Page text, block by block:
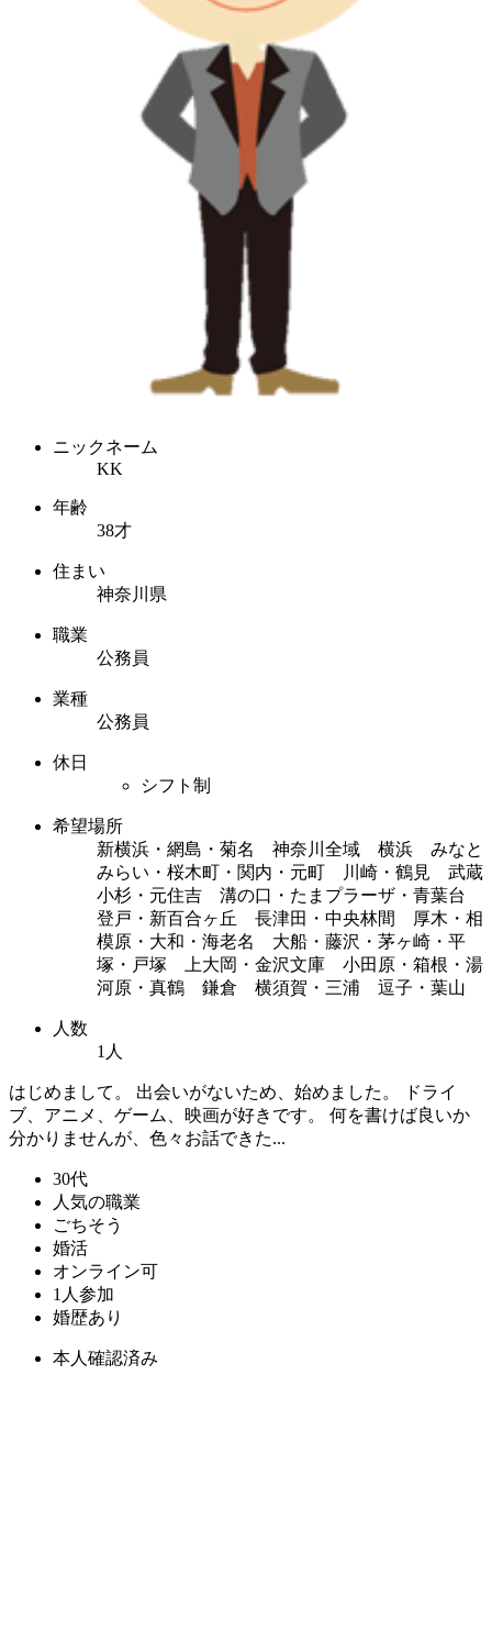
ニックネーム
KK
年齢
38才
住まい
神奈川県
職業
公務員
業種
公務員
休日
シフト制
希望場所
新横浜・網島・菊名 神奈川全域 横浜 みなと
みらい・桜木町・関内・元町 川崎・鶴見 武蔵
小杉・元住吉 溝の口・たまプラーザ・青葉台
登戸・新百合ヶ丘 長津田・中央林間 厚木・相
模原・大和・海老名 大船・藤沢・茅ヶ崎・平
塚・戸塚 上大岡・金沢文庫 小田原・箱根・湯
河原・真鶴 鎌倉 横須賀・三浦 逗子・葉山
人数
1人
はじめまして。 出会いがないため、始めました。 ドライ
ブ、アニメ、ゲーム、映画が好きです。 何を書けば良いか
分かりませんが、色々お話できた...
30代
人気の職業
ごちそう
婚活
オンライン可
1人参加
婚歴あり
本人確認済み